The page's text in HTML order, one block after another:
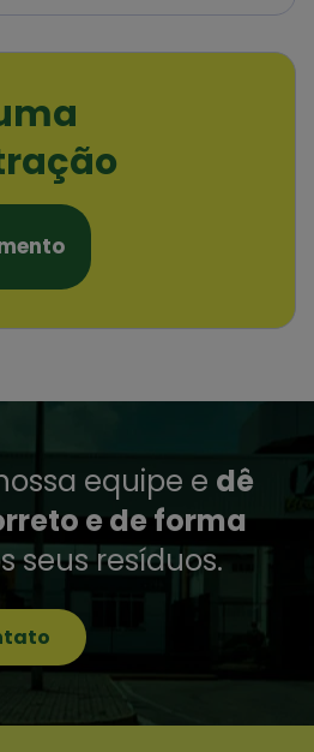
equipe e dê
e de forma
seus resíduos.